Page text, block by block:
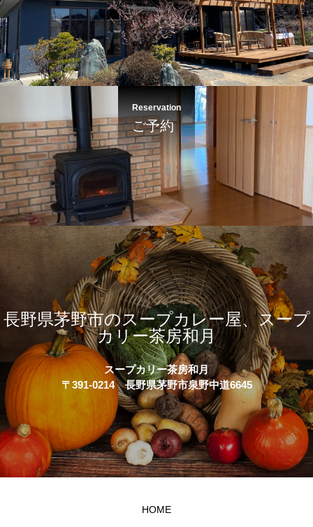
Reservation
ご予約
長野県茅野市のスープカレー屋、スープ
カリー茶房和月
スープカリー茶房和月
〒391-0214 長野県茅野市泉野中道6645
HOME